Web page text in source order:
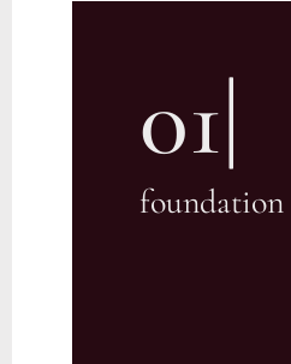
01|
foundation